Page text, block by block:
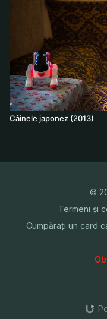
Câinele japonez (2013)
©
Termeni și
Cumpărați un card